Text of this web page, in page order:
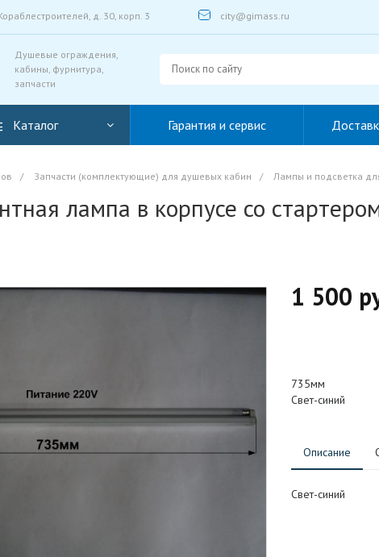
д. 30, корп. 3 city@gimass.ru
Душевые ограждения,
кабины, фурнитура,
запчасти
Каталог Гарантия и сервис
/ Запчасти (комплектующие) для душевых кабин / Лампы и подсветка
лампа в корпусе со
1 500
735мм
Свет-синий
Описание
Свет-синий